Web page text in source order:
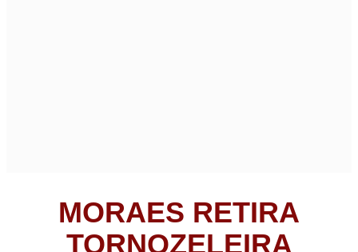
MORAES RETIRA
TORNOZELEIRA